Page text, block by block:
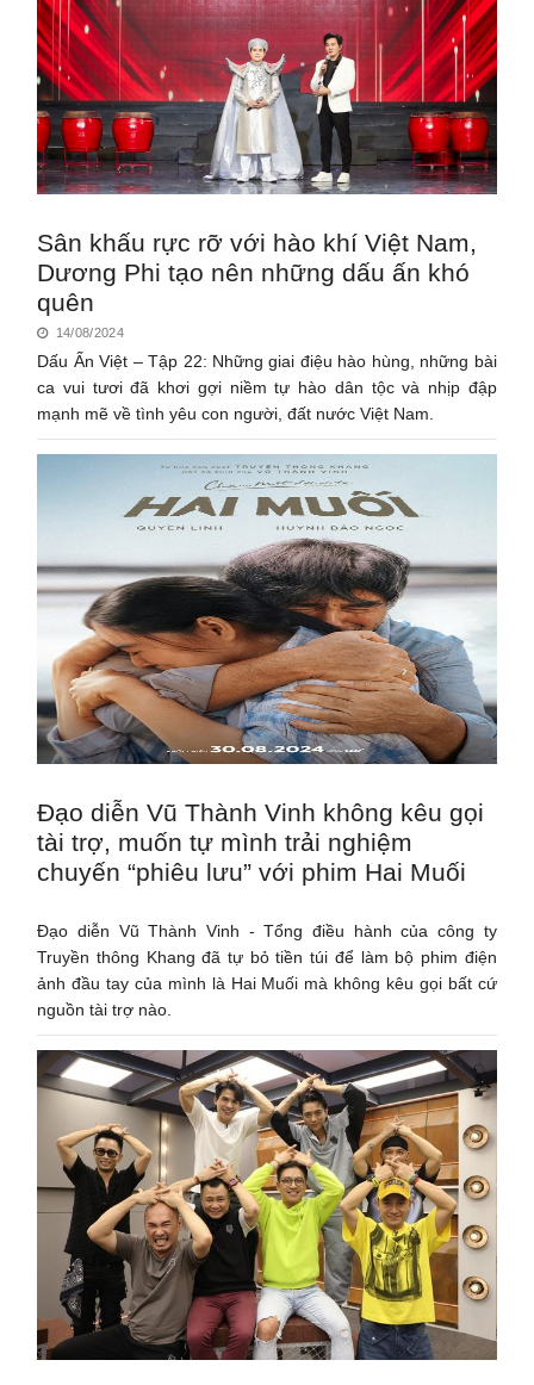
Sân khấu rực rỡ với hào khí Việt Nam,
Dương Phi tạo nên những dấu ấn khó
quên
14/08/2024
Dấu Ấn Việt – Tập 22: Những giai điệu hào hùng, những bài
ca vui tươi đã khơi gợi niềm tự hào dân tộc và nhịp đập
mạnh mẽ về tình yêu con người, đất nước Việt Nam.
Đạo diễn Vũ Thành Vinh không kêu gọi
tài trợ, muốn tự mình trải nghiệm
chuyến “phiêu lưu” với phim Hai Muối
Đạo diễn Vũ Thành Vinh - Tổng điều hành của công ty
Truyền thông Khang đã tự bỏ tiền túi để làm bộ phim điện
ảnh đầu tay của mình là Hai Muối mà không kêu gọi bất cứ
nguồn tài trợ nào.